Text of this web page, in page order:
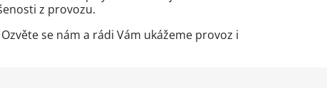
z provozu.
se nám a rádi Vám ukážeme provoz i